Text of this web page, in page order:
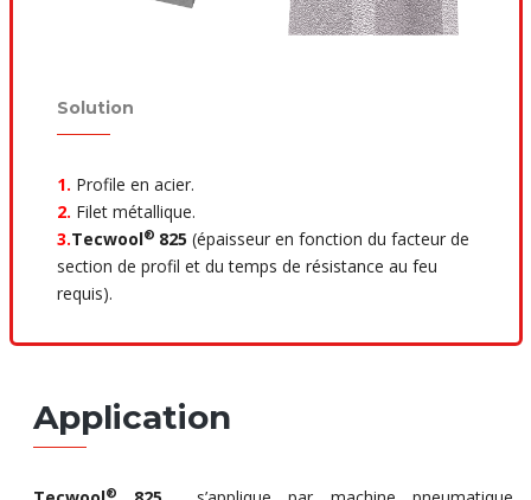
Solution
1. Profile en acier.
2. Filet métallique.
3.Tecwool® 825 (épaisseur en fonction du facteur de
section de profil et du temps de résistance au feu
requis).
Application
®